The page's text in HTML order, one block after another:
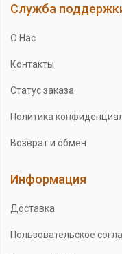
Служба
О Нас
Контакты
Статус заказа
Политика
Возврат и обмен
Информация
Доставка
Пользовательское